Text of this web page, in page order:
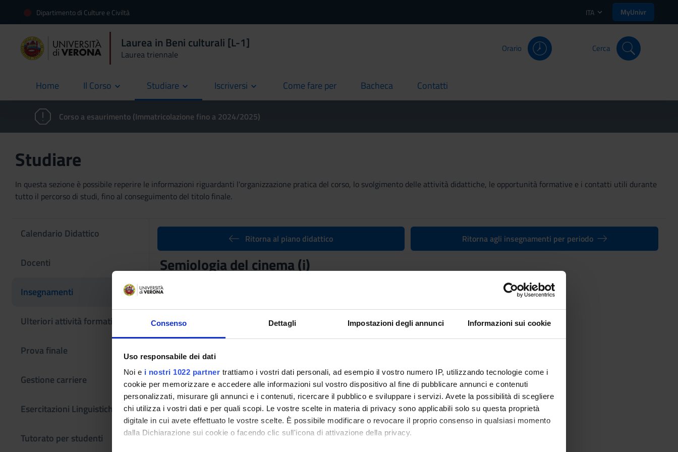
Consenso Dettagli Impostazioni degli annunci Informazioni sui cookie
Uso responsabile dei dati
Noi e i nostri 1022 partner trattiamo i vostri dati personali, ad esempio il vostro numero IP, utilizzando tecnologie come i
cookie per memorizzare e accedere alle informazioni sul vostro dispositivo al fine di pubblicare annunci e contenuti
personalizzati, misurare gli annunci e i contenuti, ricercare il pubblico e sviluppare i servizi. Avete la possibilità di scegliere
chi utilizza i vostri dati e per quali scopi. Le vostre scelte in materia di privacy sono applicabili solo su questa proprietà
digitale in cui avete effettuato le vostre scelte. È possibile modificare o revocare il proprio consenso in qualsiasi momento
dalla Dichiarazione sui cookie o facendo clic sull'icona di attivazione della privacy.
Dipartimento di Culture e Civiltà ITA MyUnivr
Laurea in Beni culturali [L-1]
Laurea triennale
Orario Cerca
Home
current Il Corso Studiare Iscriversi Come fare per
current Bacheca
current Contatti
current
Corso a esaurimento (Immatricolazione fino a 2024/2025)
Studiare
In questa sezione è possibile reperire le informazioni riguardanti l'organizzazione pratica del corso, lo svolgimento delle attività didattiche, le opportunità formative e i contatti utili durante
tutto il percorso di studi, fino al conseguimento del titolo finale.
Calendario Didattico
Docenti
Insegnamenti
Ulteriori attività formative
Prova finale
Gestione carriere
Esercitazioni Linguistiche CLA
Tutorato per studenti
Ritorna al piano didattico Ritorna agli insegnamenti per periodo
Semiologia del cinema (i)
Codice insegnamento
4S02118
L'insegnamento è mutuato dall'insegnamento
Storia e critica del cinema LT (i) (2014/2015) - Laurea in Lettere [L-10]